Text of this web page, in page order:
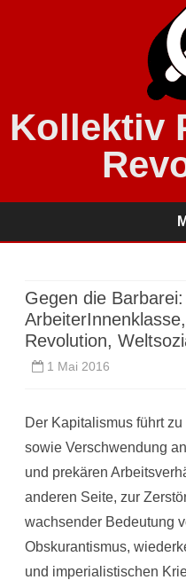
Kollektiv
Gegen die
Revolution,
1 Mai 2016
Der Kapitalismus führt
sowie Verschwendung
und prekären
anderen Seite, zur
wachsender Bedeutung
Obskurantismus,
und imperialistischen